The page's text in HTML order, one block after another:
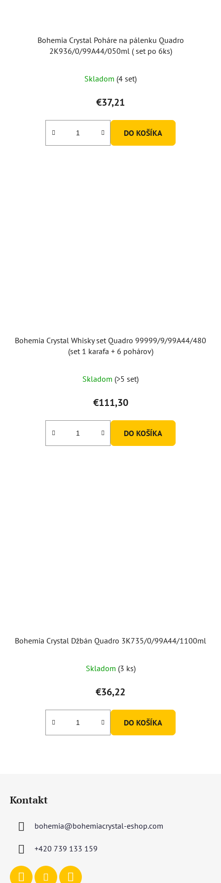
Bohemia Crystal Poháre na pálenku Quadro
2K936/0/99A44/050ml ( set po 6ks)
Skladom (4 set)
€37,21
DO KOŠÍKA
Bohemia Crystal Whisky set Quadro 99999/9/99A44/480
(set 1 karafa + 6 pohárov)
Skladom (>5 set)
€111,30
DO KOŠÍKA
Bohemia Crystal Džbán Quadro 3K735/0/99A44/1100ml
Skladom (3 ks)
€36,22
DO KOŠÍKA
Kontakt
bohemia@bohemiacrystal-eshop.com
+420 739 133 159